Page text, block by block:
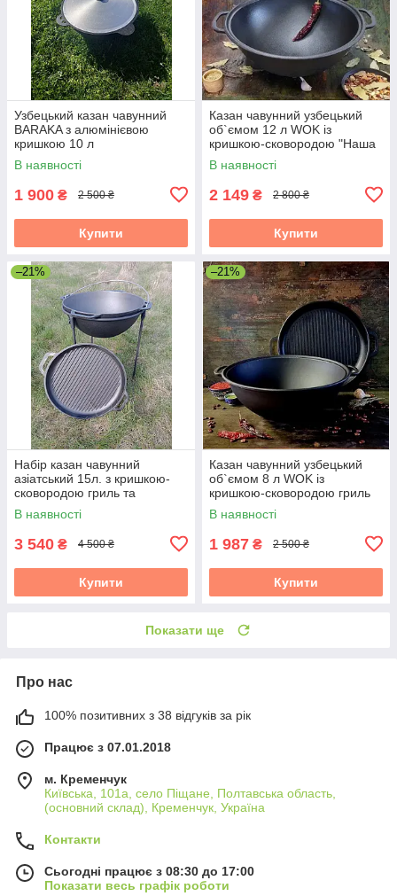
Узбецький казан чавунний
BARAKA з алюмінієвою
кришкою 10 л
В наявності
1 900 ₴ 2 500 ₴
Купити
Казан чавунний узбецький
об`ємом 12 л WOK із
кришкою-сковородою "Наша
Майстерня" (товстостінний)
В наявності
2 149 ₴ 2 800 ₴
Купити
–21%
Набір казан чавунний
азіатський 15л. з кришкою-
сковородою гриль та
підставкою Brizoll
В наявності
3 540 ₴ 4 500 ₴
Купити
–21%
Казан чавунний узбецький
об`ємом 8 л WOK із
кришкою-сковородою гриль
"Наша Майстерня"
В наявності
1 987 ₴ 2 500 ₴
Купити
Показати ще
Про нас
100% позитивних з 38 відгуків за рік
Працює з 07.01.2018
м. Кременчук
Київська, 101а, село Піщане, Полтавська область,
(основний склад), Кременчук, Україна
Контакти
Сьогодні працює з 08:30 до 17:00
Показати весь графік роботи